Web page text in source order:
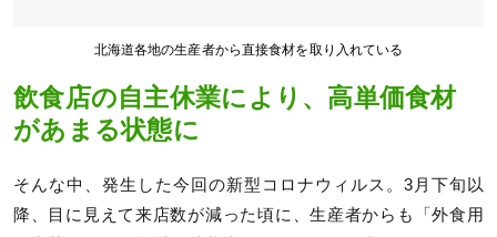
北海道各地の生産者から直接食材を取り入れている
飲食店の自主休業により、高単価食材
があまる状態に
そんな中、発生した今回の新型コロナウィルス。3月下旬以
降、目に見えて来店数が減った頃に、生産者からも「外食用